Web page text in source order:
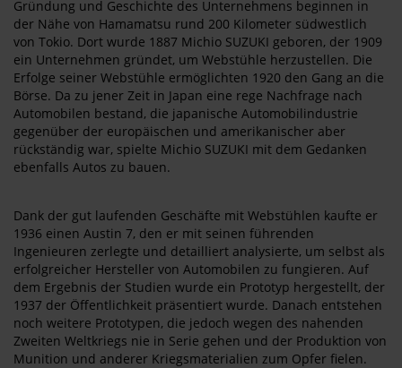
Gründung und Geschichte des Unternehmens beginnen in
der Nähe von Hamamatsu rund 200 Kilometer südwestlich
von Tokio. Dort wurde 1887 Michio SUZUKI geboren, der 1909
ein Unternehmen gründet, um Webstühle herzustellen. Die
Erfolge seiner Webstühle ermöglichten 1920 den Gang an die
Börse. Da zu jener Zeit in Japan eine rege Nachfrage nach
Automobilen bestand, die japanische Automobilindustrie
gegenüber der europäischen und amerikanischer aber
rückständig war, spielte Michio SUZUKI mit dem Gedanken
ebenfalls Autos zu bauen.
Dank der gut laufenden Geschäfte mit Webstühlen kaufte er
1936 einen Austin 7, den er mit seinen führenden
Ingenieuren zerlegte und detailliert analysierte, um selbst als
erfolgreicher Hersteller von Automobilen zu fungieren. Auf
dem Ergebnis der Studien wurde ein Prototyp hergestellt, der
1937 der Öffentlichkeit präsentiert wurde. Danach entstehen
noch weitere Prototypen, die jedoch wegen des nahenden
Zweiten Weltkriegs nie in Serie gehen und der Produktion von
Munition und anderer Kriegsmaterialien zum Opfer fielen.